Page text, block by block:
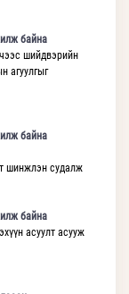
байна
шийдвэрийн
агуулгыг
байна
шинжлэн судалж
байна
асуулт асууж